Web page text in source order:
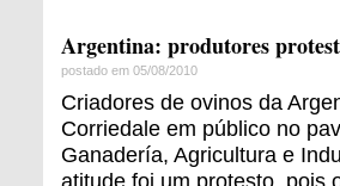
Argentina: produtores
postado em 05/08/2010
Criadores de ovinos da
Corriedale em público no
Ganadería, Agricultura e
atitude foi um protesto, pois